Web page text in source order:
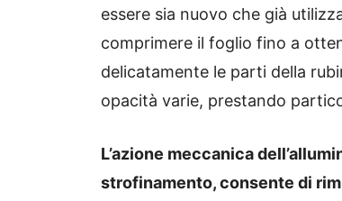
essere sia nuovo che già
comprimere il foglio fino a
delicatamente le parti della
opacità varie, prestando
L’azione meccanica
strofinamento, consente di